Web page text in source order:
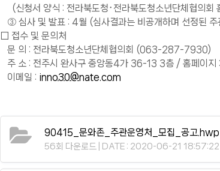
(신청서 양식 : 전라북도청･전라북도청소년단체협의회
③ 심사 및 발표 : 4월 (심사결과는 비공개하며 선정된 주
□ 접수 및 문의처
문 의 : 전라북도청소년단체협의회 (063-287-7930)
주 소 : 전주시 완사구 중앙동4가 36-13 3층 / 홈페이지 :
이메일 : inno30@nate.com
90415_문와존_주관운영처_모집_공고.hwp
56회 다운로드 | DATE : 2020-06-21 18:57:22